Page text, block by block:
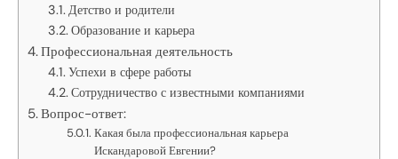
Детство и родители
Образование и карьера
Профессиональная деятельность
Успехи в сфере работы
Сотрудничество с известными компаниями
Вопрос-ответ:
Какая была профессиональная карьера
Искандаровой Евгении?